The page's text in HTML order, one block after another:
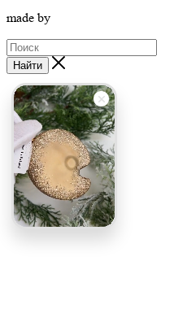
made by
Найти